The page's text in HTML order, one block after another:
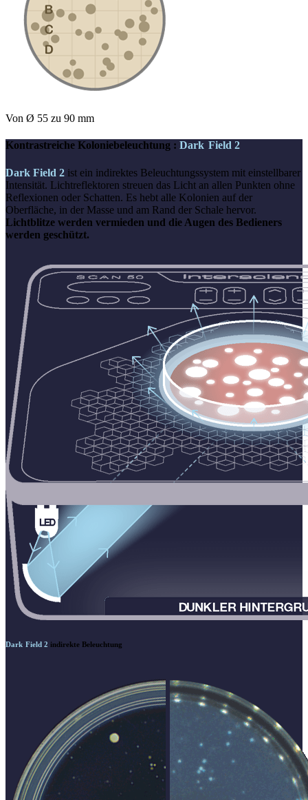
Von Ø 55 zu 90 mm
Kontrastreiche Koloniebeleuchtung : Dark Field 2
Dark Field 2 ist ein indirektes Beleuchtungssystem mit einstellbarer
Intensität. Lichtreflektoren streuen das Licht an allen Punkten ohne
Reflexionen oder Schatten. Es hebt alle Kolonien auf der
Oberfläche, in der Masse und am Rand der Schale hervor.
Lichtblitze werden vermieden und die Augen des Bedieners
werden geschützt.
Dark Field 2 indirekte Beleuchtung